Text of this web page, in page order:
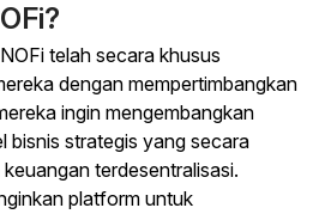
telah secara khusus
dengan mempertimbangkan
ingin mengembangkan
bisnis strategis yang secara
terdesentralisasi.
platform untuk